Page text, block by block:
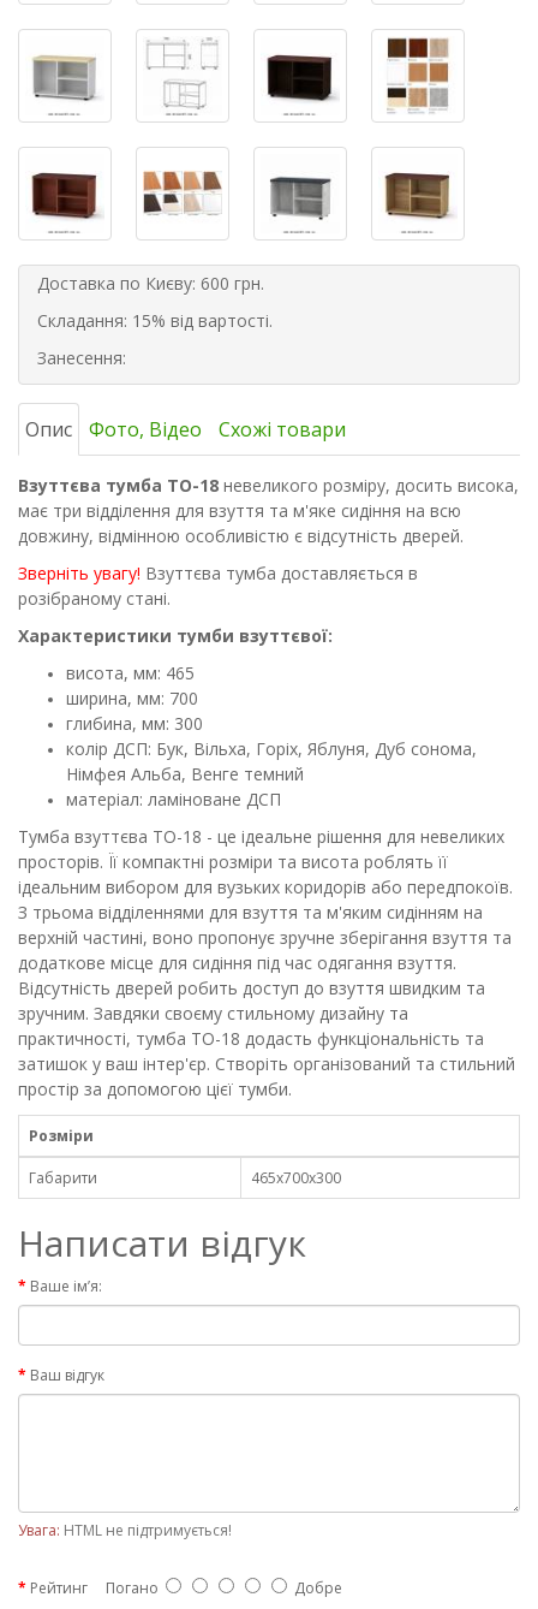
Доставка по Києву: 600 грн.
Складання: 15% від вартості.
Занесення:
Опис Фото, Відео Схожі товари
Взуттєва тумба ТО-18 невеликого розміру, досить висока,
має три відділення для взуття та м'яке сидіння на всю
довжину, відмінною особливістю є відсутність дверей.
Зверніть увагу! Взуттєва тумба доставляється в
розібраному стані.
Характеристики тумби взуттєвої:
висота, мм: 465
ширина, мм: 700
глибина, мм: 300
колір ДСП: Бук, Вільха, Горіх, Яблуня, Дуб сонома,
Німфея Альба, Венге темний
матеріал: ламіноване ДСП
Тумба взуттєва ТО-18 - це ідеальне рішення для невеликих
просторів. Її компактні розміри та висота роблять її
ідеальним вибором для вузьких коридорів або передпокоїв.
З трьома відділеннями для взуття та м'яким сидінням на
верхній частині, воно пропонує зручне зберігання взуття та
додаткове місце для сидіння під час одягання взуття.
Відсутність дверей робить доступ до взуття швидким та
зручним. Завдяки своєму стильному дизайну та
практичності, тумба ТО-18 додасть функціональність та
затишок у ваш інтер'єр. Створіть організований та стильний
простір за допомогою цієї тумби.
Розміри
Габарити 465х700х300
Написати відгук
Ваше ім’я:
Ваш відгук
Увага: HTML не підтримується!
Рейтинг Погано Добре